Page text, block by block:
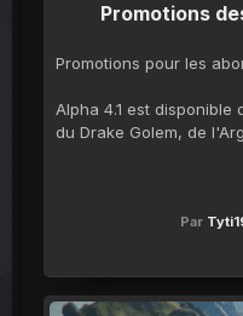
Promotions
Promotions pour les
Alpha 4.1 est disponible
du Drake Golem, de
Par